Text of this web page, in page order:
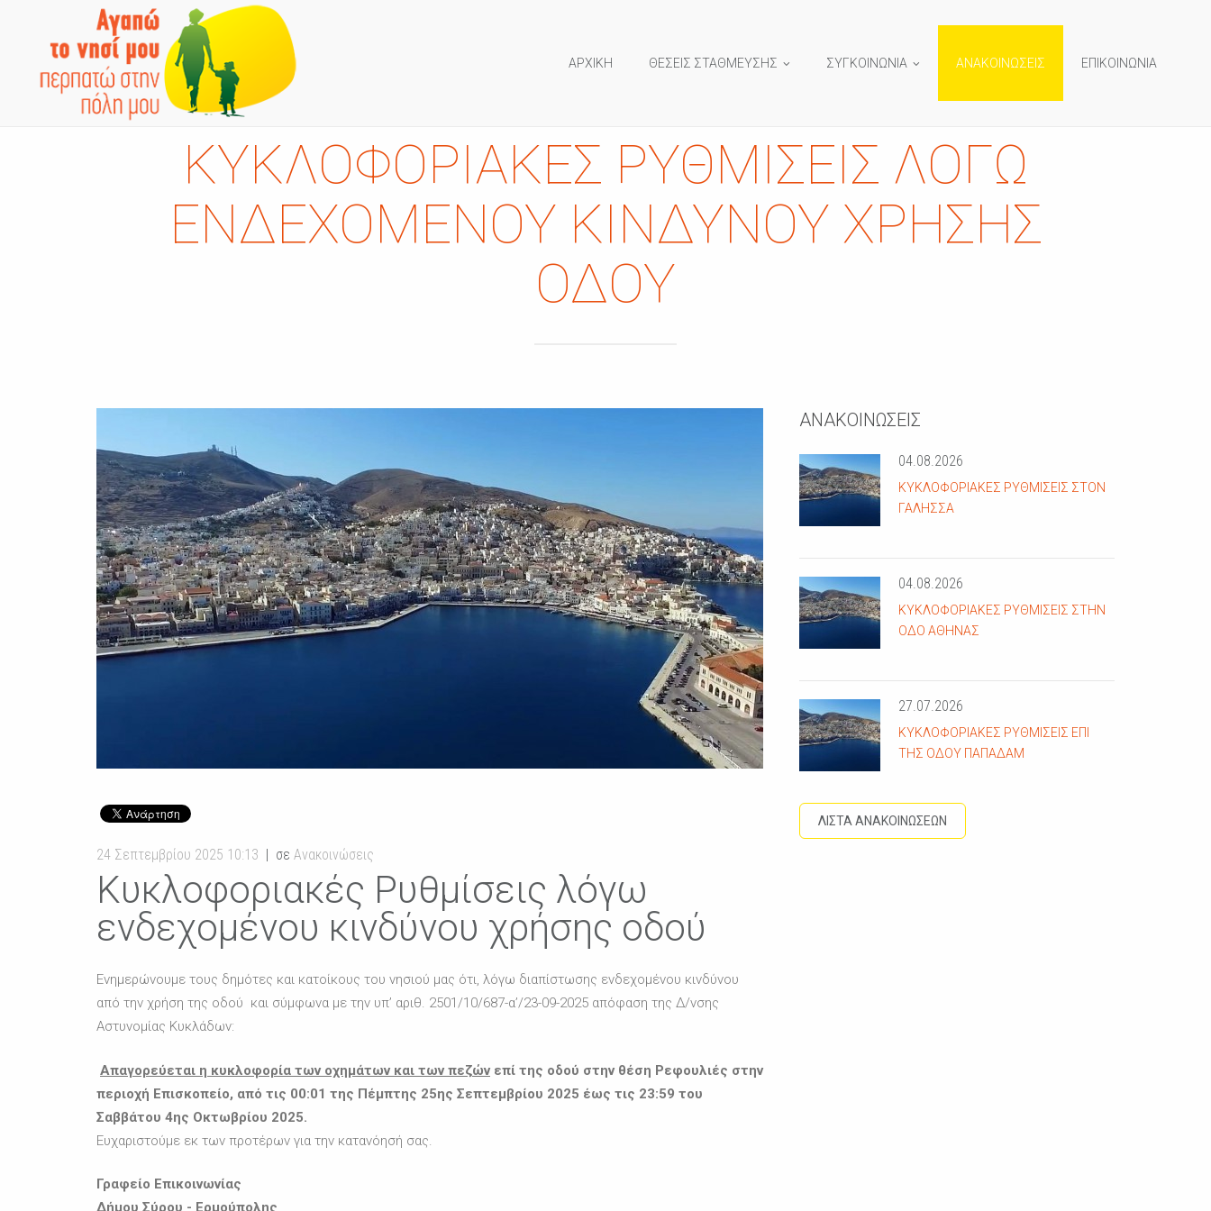
ΑΡΧΙΚΗ ΘΕΣΕΙΣ ΣΤΑΘΜΕΥΣΗΣ ΣΥΓΚΟΙΝΩΝΙΑ ΑΝΑΚΟΙΝΩΣΕΙΣ ΕΠΙΚΟΙΝΩΝΙΑ
ΚΥΚΛΟΦΟΡΙΑΚΈΣ ΡΥΘΜΊΣΕΙΣ ΛΌΓΩ
ΕΝΔΕΧΟΜΈΝΟΥ ΚΙΝΔΎΝΟΥ ΧΡΉΣΗΣ
ΟΔΟΎ
24 Σεπτεμβρίου 2025 10:13 σε Ανακοινώσεις
Κυκλοφοριακές Ρυθμίσεις λόγω
ενδεχομένου κινδύνου χρήσης οδού
Ενημερώνουμε τους δημότες και κατοίκους του νησιού μας ότι, λόγω διαπίστωσης ενδεχομένου κινδύνου
από την χρήση της οδού και σύμφωνα με την υπ’ αριθ. 2501/10/687-α’/23-09-2025 απόφαση της Δ/νσης
Αστυνομίας Κυκλάδων:
Απαγορεύεται η κυκλοφορία των οχημάτων και των πεζών επί της οδού στην θέση Ρεφουλιές στην
περιοχή Επισκοπείο, από τις 00:01 της Πέμπτης 25ης Σεπτεμβρίου 2025 έως τις 23:59 του
Σαββάτου 4ης Οκτωβρίου 2025.
Ευχαριστούμε εκ των προτέρων για την κατανόησή σας.
Γραφείο Επικοινωνίας
Δήμου Σύρου - Ερμούπολης
ΑΝΑΚΟΙΝΩΣΕΙΣ
04.08.2026
ΚΥΚΛΟΦΟΡΙΑΚΈΣ ΡΥΘΜΊΣΕΙΣ ΣΤΟΝ
ΓΑΛΗΣΣΆ
04.08.2026
ΚΥΚΛΟΦΟΡΙΑΚΈΣ ΡΥΘΜΊΣΕΙΣ ΣΤΗΝ
ΟΔΌ ΑΘΗΝΆΣ
27.07.2026
ΚΥΚΛΟΦΟΡΙΑΚΈΣ ΡΥΘΜΊΣΕΙΣ ΕΠΊ
ΤΗΣ ΟΔΟΎ ΠΑΠΑΔΆΜ
ΛΙΣΤΑ ΑΝΑΚΟΙΝΩΣΕΩΝ